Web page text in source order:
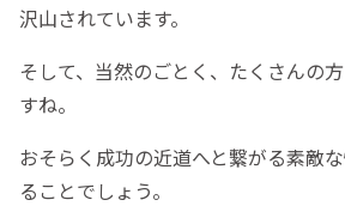
沢山されています。
そして、当然のごとく、たくさんの
すね。
おそらく成功の近道へと繋がる素敵
ることでしょう。